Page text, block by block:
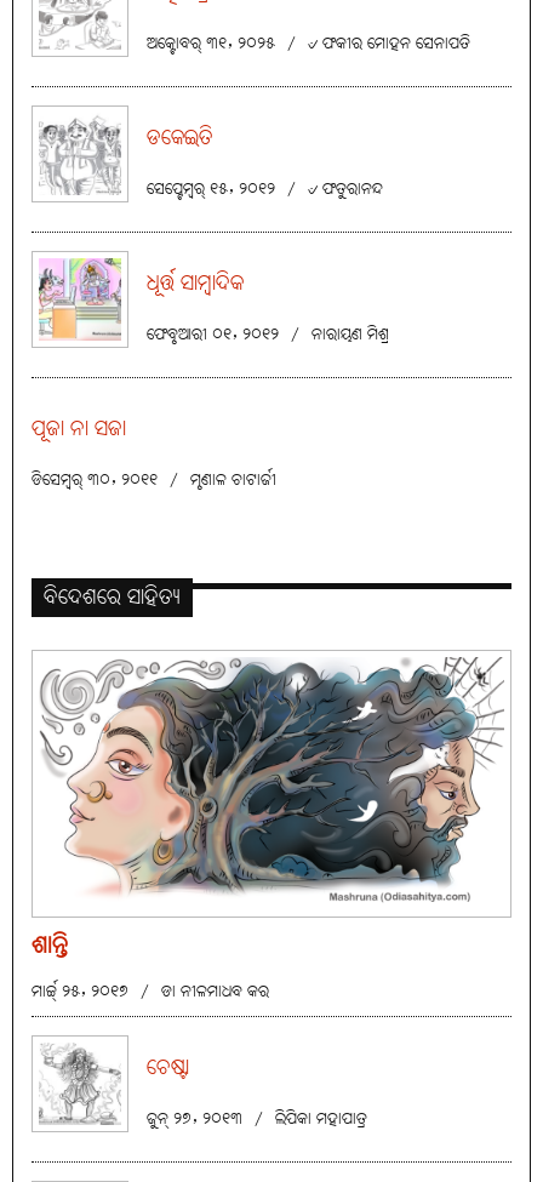
ଅକ୍ଟୋବର୍ ୩୧, ୨୦୨୫ / ୰ ଫକୀର ମୋହନ ସେନାପତି
ଡକେଇତି
ସେପ୍ଟେମ୍ବର୍ ୧୫, ୨୦୧୨ / ୰ ଫତୁରାନନ୍ଦ
ଧୂର୍ତ୍ତ ସାମ୍ବାଦିକ
ଫେବୃଆରୀ ୦୧, ୨୦୧୨ / ନାରାୟଣ ମିଶ୍ର
ପୂଜା ନା ସଜା
ଡିସେମ୍ବର୍ ୩୦, ୨୦୧୧ / ମୃଣାଳ ଚାଟାର୍ଜୀ
ବିଦେଶରେ ସାହିତ୍ୟ
ଶାନ୍ତି
ମାର୍ଚ୍ଚ୍ ୨୫, ୨୦୧୭ / ଡା ନୀଳମାଧବ କର
ଚେଷ୍ଟା
ଜୁନ୍ ୨୭, ୨୦୧୩ / ଲିପିକା ମହାପାତ୍ର